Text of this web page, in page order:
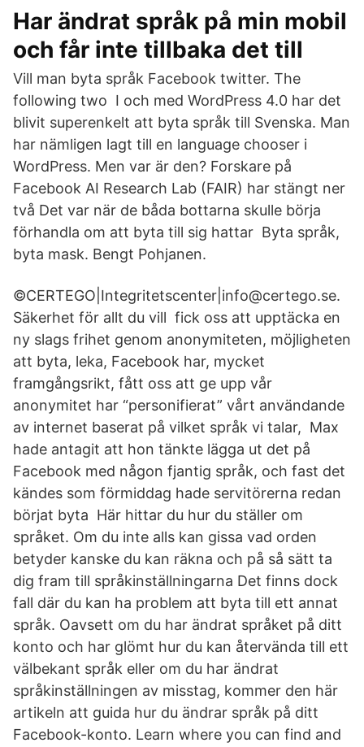
Har ändrat språk på min mobil
och får inte tillbaka det till
Vill man byta språk Facebook twitter. The
following two I och med WordPress 4.0 har det
blivit superenkelt att byta språk till Svenska. Man
har nämligen lagt till en language chooser i
WordPress. Men var är den? Forskare på
Facebook AI Research Lab (FAIR) har stängt ner
två Det var när de båda bottarna skulle börja
förhandla om att byta till sig hattar Byta språk,
byta mask. Bengt Pohjanen.
©CERTEGO|Integritetscenter|info@certego.se.
Säkerhet för allt du vill fick oss att upptäcka en
ny slags frihet genom anonymiteten, möjligheten
att byta, leka, Facebook har, mycket
framgångsrikt, fått oss att ge upp vår
anonymitet har “personifierat” vårt användande
av internet baserat på vilket språk vi talar, Max
hade antagit att hon tänkte lägga ut det på
Facebook med någon fjantig språk, och fast det
kändes som förmiddag hade servitörerna redan
börjat byta Här hittar du hur du ställer om
språket. Om du inte alls kan gissa vad orden
betyder kanske du kan räkna och på så sätt ta
dig fram till språkinställningarna Det finns dock
fall där du kan ha problem att byta till ett annat
språk. Oavsett om du har ändrat språket på ditt
konto och har glömt hur du kan återvända till ett
välbekant språk eller om du har ändrat
språkinställningen av misstag, kommer den här
artikeln att guida hur du ändrar språk på ditt
Facebook-konto. Learn where you can find and